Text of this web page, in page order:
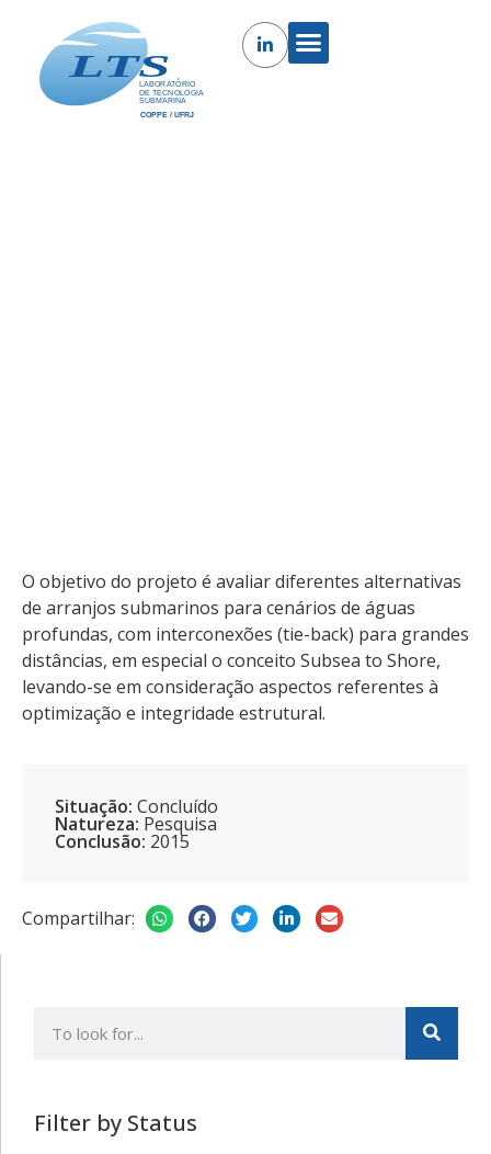
O objetivo do projeto é avaliar diferentes alternativas
de arranjos submarinos para cenários de águas
profundas, com interconexões (tie-back) para grandes
distâncias, em especial o conceito Subsea to Shore,
levando-se em consideração aspectos referentes à
optimização e integridade estrutural.
Situação: Concluído
Natureza: Pesquisa
Conclusão: 2015
Compartilhar:
Filter by Status